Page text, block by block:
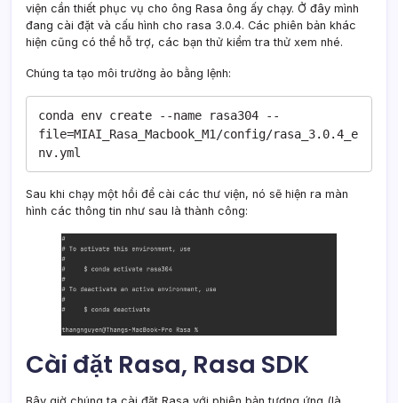
viện cần thiết phục vụ cho ông Rasa ông ấy chạy. Ở đây mình
đang cài đặt và cấu hình cho rasa 3.0.4. Các phiên bản khác
hiện cũng có thể hỗ trợ, các bạn thử kiểm tra thử xem nhé.
Chúng ta tạo môi trường ảo bằng lệnh:
conda env create --name rasa304 --
file=MIAI_Rasa_Macbook_M1/config/rasa_3.0.4_e
Sau khi chạy một hồi để cài các thư viện, nó sẽ hiện ra màn
hình các thông tin như sau là thành công:
Cài đặt Rasa, Rasa SDK